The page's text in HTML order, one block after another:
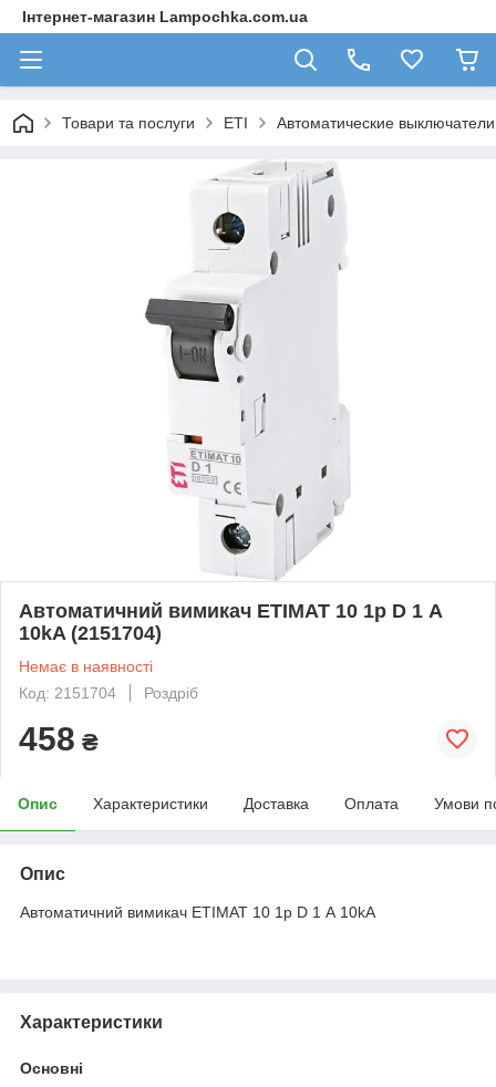
Інтернет-магазин Lampochka.com.ua
Товари та послуги ETI Автоматические
Автоматичний вимикач ETIMAT 10 1p D 1 А
10kA (2151704)
Немає в наявності
Код: 2151704
Роздріб
458 ₴
Опис Характеристики Доставка Оплата Умови
Опис
Автоматичний вимикач ETIMAT 10 1p D 1 А 10kA
Характеристики
Основні